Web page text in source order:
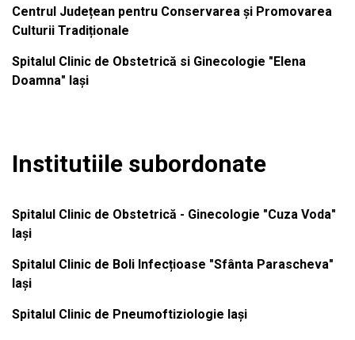
Centrul Județean pentru Conservarea și Promovarea
Culturii Tradiționale
Spitalul Clinic de Obstetrică si Ginecologie "Elena
Doamna" Iași
Institutiile subordonate
Spitalul Clinic de Obstetrică - Ginecologie "Cuza Voda"
Iași
Spitalul Clinic de Boli Infecțioase "Sfânta Parascheva"
Iași
Spitalul Clinic de Pneumoftiziologie Iași